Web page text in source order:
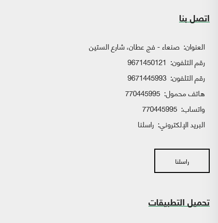
اتصل بنا
العنوان: صنعاء - فج عطان، شارع الستين
رقم التلفون: 9671450121
رقم التلفون: 9671445993
هاتف محمول: 770445995
واتساب:
البريد الإلكتروني: راسلنا
راسلنا
تحميل التطبيقات